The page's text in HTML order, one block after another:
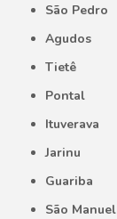
São Pedro
Agudos
Tietê
Pontal
Ituverava
Jarinu
Guariba
São Manuel